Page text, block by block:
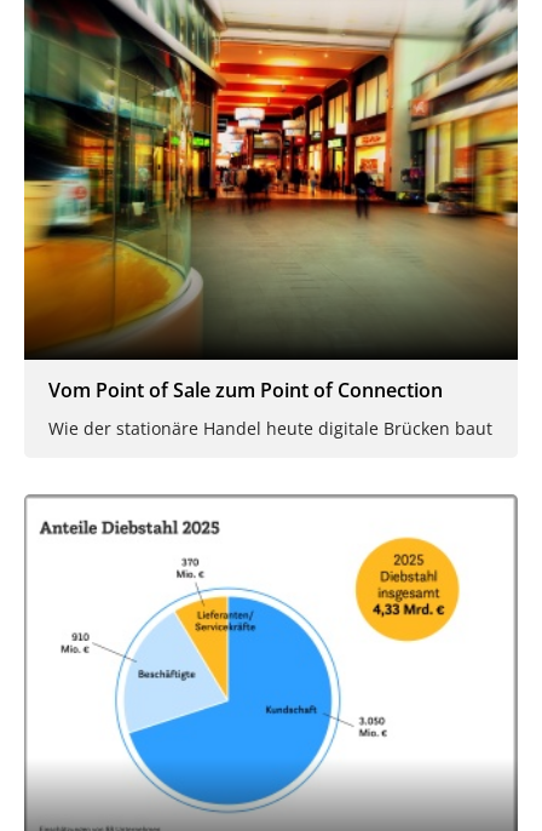
Vom Point of Sale zum Point of Connection
Wie der stationäre Handel heute digitale Brücken baut